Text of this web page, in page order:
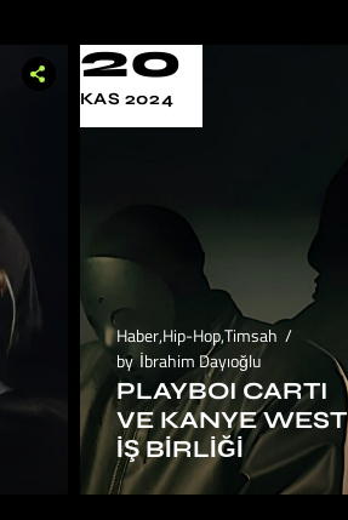
20
KAS 2024
Haber,Hip-Hop,Timsah
by İbrahim Dayıoğlu
PLAYBOI CARTI
VE KANYE WEST
İŞ BIRLIĞI